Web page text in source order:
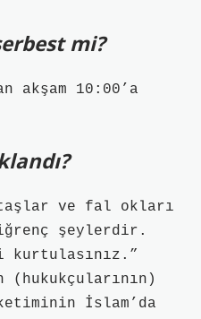
mi?
akşam 10:00’a
ve fal okları
şeylerdir.
kurtulasınız.”
(hukukçularının)
İslam’da